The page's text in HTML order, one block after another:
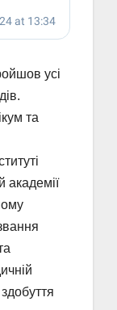
усі
та
академії